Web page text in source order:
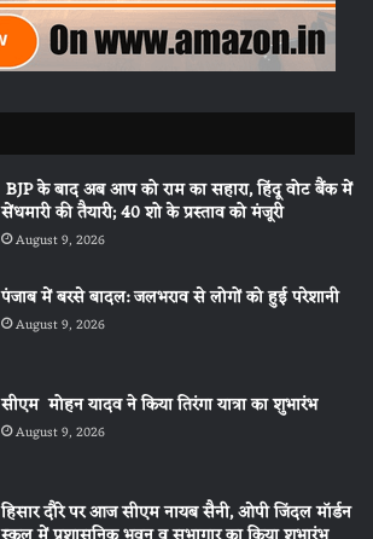
BJP के बाद अब आप को राम का सहारा, हिंदू वोट बैंक में
सेंधमारी की तैयारी; 40 शो के प्रस्ताव को मंजूरी
August 9, 2026
पंजाब में बरसे बादल: जलभराव से लोगों को हुई परेशानी
August 9, 2026
सीएम मोहन यादव ने किया तिरंगा यात्रा का शुभारंभ
August 9, 2026
हिसार दौरे पर आज सीएम नायब सैनी, ओपी जिंदल मॉर्डन